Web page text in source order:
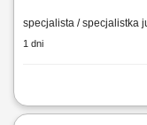
specjalista / specjalistka
1 dni
Zakres obowiązków: